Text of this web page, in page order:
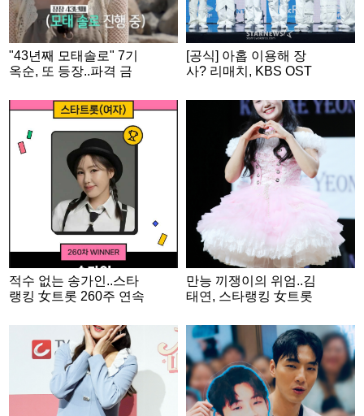
"43년째 모태솔로" 7기
옥순, 또 등장..파격 금
사계]
[공식] 아홉 이용해 장
사? 리매치, KBS OST
적수 없는 송가인..스타
랭킹 女트롯 260주 연속
만능 끼쟁이의 위엄..김
태연, 스타랭킹 女트롯